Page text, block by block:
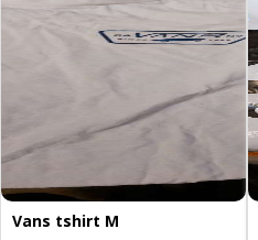
Vans tshirt M